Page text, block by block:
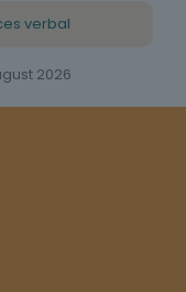
verbal
2026